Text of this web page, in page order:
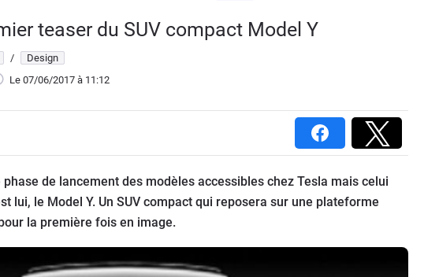
teaser du SUV compact Model Y
/
Design
Le 07/06/2017 à 11:12
de lancement des modèles accessibles chez Tesla mais celui
lui, le Model Y. Un SUV compact qui reposera sur une plateforme
la première fois en image.